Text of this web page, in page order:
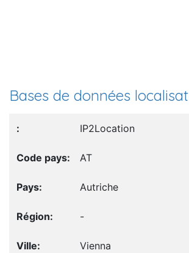
Bases de données
IP2Location
AT
Autriche
-
Vienna